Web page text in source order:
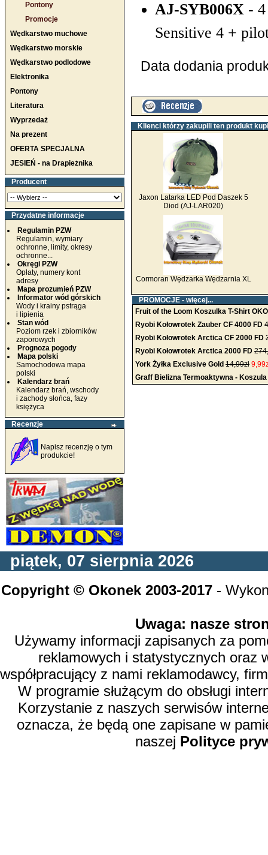
Pontony
Promocje
Wędkarstwo muchowe
Wędkarstwo morskie
Wędkarstwo podlodowe
Elektronika
Pontony
Literatura
Wyprzedaż
Na prezent
OFERTA SPECJALNA
JESIEŃ - na Drapieżnika
Producent
Przydatne informacje
Regulamin PZW
Regulamin, wymiary
ochronne, limity, okresy
ochronne...
Okręgi PZW
Opłaty, numery kont
adresy
Mapa prozumień PZW
Informator wód górskich
Wody i krainy pstrąga
i lipienia
Stan wód
Poziom rzek i zbiorników
zaporowych
Prognoza pogody
Mapa polski
Samochodowa mapa
polski
Kalendarz brań
Kalendarz brań, wschody
i zachody słońca, fazy
księżyca
Recenzje
Napisz recenzję o tym
produkcie!
AJ-SYB006X -
Sensitive 4 +
Data dodania
Klienci którzy zakupili ten produkt
Jaxon Latarka LED Pod Daszek 5
Diod (AJ-LAR020)
Cormoran Wędzarka Wędzarnia XL
PROMOCJE - więcej...
Fruit of the Loom Koszulka T-Shirt
Ryobi Kołowrotek Zauber CF 4000 FD
Ryobi Kołowrotek Arctica CF 2000 FD
Ryobi Kołowrotek Arctica 2000 FD
York Żyłka Exclusive Gold 14,99zł
Graff Bielizna Termoaktywna - Koszula
piątek, 07 sierpnia 2026
Copyright © Okonek 2003-2017-
Uwaga: nasze
Używamy informacji zapisanych za
reklamowych i statystycznych oraz
współpracujący z nami reklamodawcy,
W programie służącym do obsługi
Korzystanie z naszych serwisów
oznacza, że będą one zapisane w
naszej Polityce